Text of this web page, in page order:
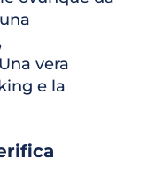
vera
e la